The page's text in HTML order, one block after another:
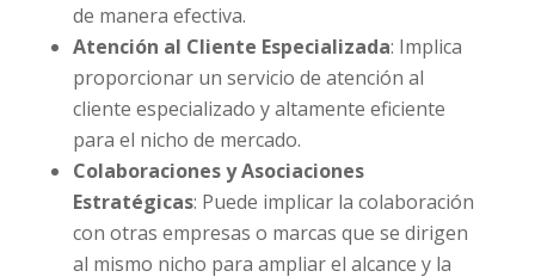
de manera efectiva.
Atención al Cliente Especializada: Implica
proporcionar un servicio de atención al
cliente especializado y altamente eficiente
para el nicho de mercado.
Colaboraciones y Asociaciones
Estratégicas: Puede implicar la colaboración
con otras empresas o marcas que se dirigen
al mismo nicho para ampliar el alcance y la